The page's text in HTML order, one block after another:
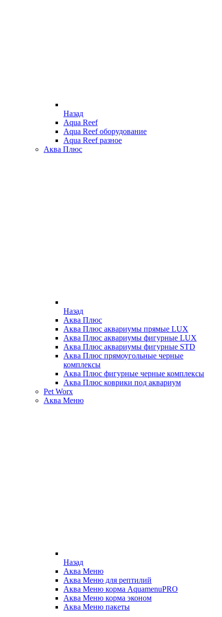
Назад
Aqua Reef
Aqua Reef оборудование
Aqua Reef разное
Аква Плюс
Назад
Аква Плюс
Аква Плюс аквариумы прямые LUX
Аква Плюс аквариумы фигурные LUX
Аква Плюс аквариумы фигурные STD
Аква Плюс прямоугольные черные
комплексы
Аква Плюс фигурные черные комплексы
Аква Плюс коврики под аквариум
Pet Worx
Аква Меню
Назад
Аква Меню
Аква Меню для рептилий
Аква Меню корма AquamenuPRO
Аква Меню корма эконом
Аква Меню пакеты